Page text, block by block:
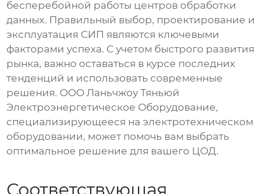
бесперебойной работы центров обработки
данных. Правильный выбор, проектирование и
эксплуатация СИП являются ключевыми
факторами успеха. С учетом быстрого развития
рынка, важно оставаться в курсе последних
тенденций и использовать современные
решения. ООО Ланьчжоу Тяньюй
Электроэнергетическое Оборудование,
специализирующееся на электротехническом
оборудовании, может помочь вам выбрать
оптимальное решение для вашего ЦОД.